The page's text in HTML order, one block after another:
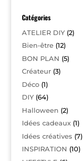
Catégories
ATELIER DIY(2)
Bien-être(12)
BON PLAN (5)
Créateur(3)
Déco(1)
DIY(64)
Halloween (2)
Idées cadeaux(1)
Idées créatives (7)
INSPIRATION (10)